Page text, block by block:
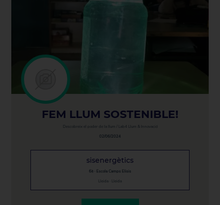
FEM LLUM SOSTENIBLE!
Descobreix el poder de la llum / Lab4 Llum & Innovació
02/06/2024
sisenergètics
6è · Escola Camps Elisis
Lleida · Lleida